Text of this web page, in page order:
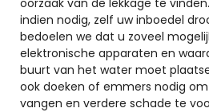
indien nodig, zelf uw inboedel
bedoelen we dat u zoveel
elektronische apparaten en
buurt van het water moet
ook doeken of emmers nodig
vangen en verdere schade te